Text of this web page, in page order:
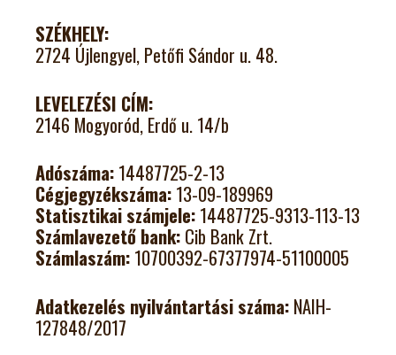
SZÉKHELY:
2724 Újlengyel, Petőfi Sándor u. 48.
LEVELEZÉSI CÍM:
2146 Mogyoród, Erdő u. 14/b
Adószáma: 14487725-2-13
Cégjegyzékszáma: 13-09-189969
Statisztikai számjele: 14487725-9313-113-13
Számlavezető bank: Cib Bank Zrt.
Számlaszám: 10700392-67377974-51100005
Adatkezelés nyilvántartási száma: NAIH-
127848/2017